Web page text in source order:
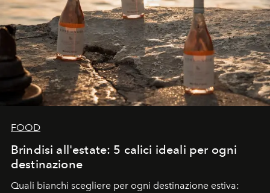
FOOD
Brindisi all'estate: 5 calici ideali per ogni
destinazione
Quali bianchi scegliere per ogni destinazione estiva: